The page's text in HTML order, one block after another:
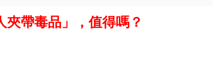
夾帶毒品」，值得嗎？